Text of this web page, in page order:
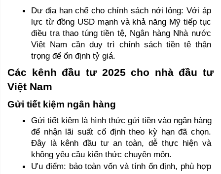
Dư địa hạn chế cho chính sách nới lỏng: Với áp
lực từ đồng USD mạnh và khả năng Mỹ tiếp tục
điều tra thao túng tiền tệ, Ngân hàng Nhà nước
Việt Nam cần duy trì chính sách tiền tệ thận
trọng để ổn định tỷ giá.
Các kênh đầu tư 2025 cho nhà đầu tư
Việt Nam
Gửi tiết kiệm ngân hàng
Gửi tiết kiệm là hình thức gửi tiền vào ngân hàng
để nhận lãi suất cố định theo kỳ hạn đã chọn.
Đây là kênh đầu tư an toàn, dễ thực hiện và
không yêu cầu kiến thức chuyên môn.
Ưu điểm: bảo toàn vốn và tính ổn định, phù hợp